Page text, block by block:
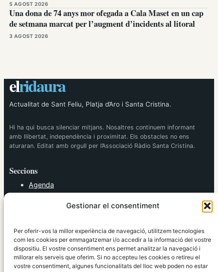
Gestionar el consentiment
Per oferir-vos la millor experiència de navegació, utilitzem tecnologies
com les cookies per emmagatzemar i/o accedir a la informació del vostre
dispositiu. El vostre consentiment ens permet analitzar la navegació i
millorar els serveis que oferim. Si no accepteu les cookies o retireu el
vostre consentiment, algunes funcionalitats del lloc web poden no estar
5 AGOST 2026
Una dona de 74 anys mor ofegada a Cala Maset en un cap
de setmana marcat per l’augment d’incidents al litoral
3 AGOST 2026
elridaura
Actualitat de Sant Feliu, Platja d’Aro i Santa Cristina.
Hi ha qui busca silenciar mitjans. Nosaltres continuem informant
amb llibertat, independència i proximitat. Els obstacles no ens
aturaran. Editat amb orgull per l’Associació Ràdio Santa Cristina.
Seccions
Agenda
Cultura
Política
Societat
Tendències